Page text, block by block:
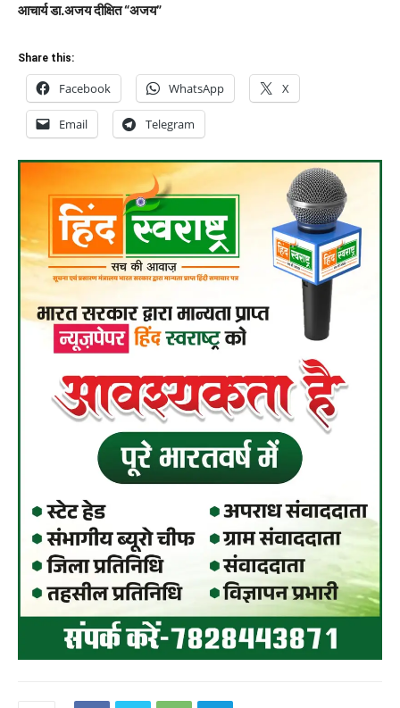
आचार्य डा.अजय दीक्षित “अजय”
Share this:
Facebook WhatsApp X
Email Telegram